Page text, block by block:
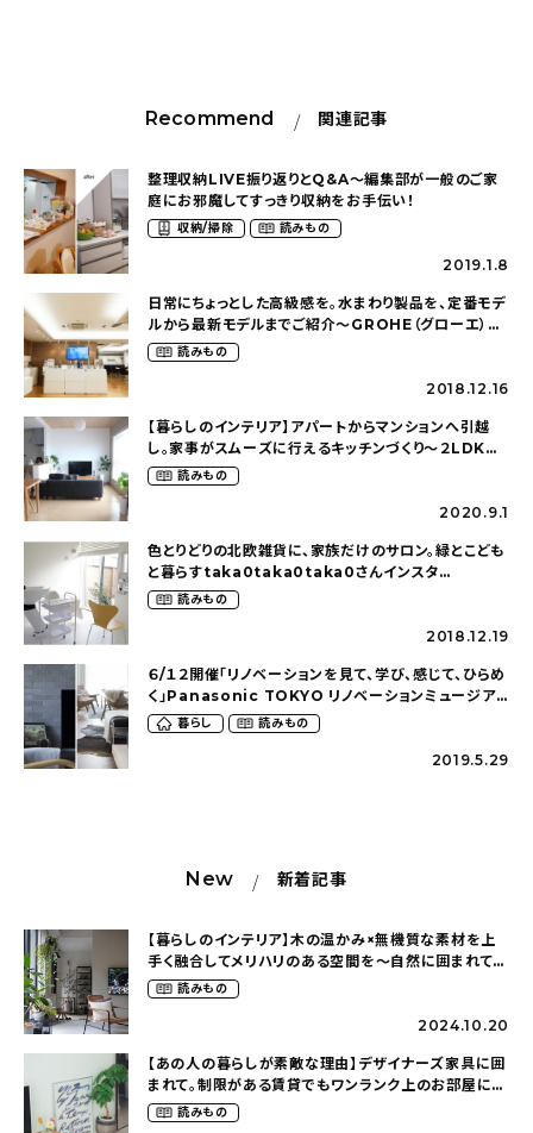
Recommend 関連記事
整理収納LIVE振り返りとQ&A〜編集部が一般のご家
庭にお邪魔してすっきり収納をお手伝い！
収納/掃除 読みもの
2019.1.8
日常にちょっとした高級感を。水まわり製品を、定番モデ
ルから最新モデルまでご紹介〜GROHE（グローエ）南
青山ショールームを取材〜
読みもの
2018.12.16
【暮らしのインテリア】アパートからマンションへ引越
し。家事がスムーズに行えるキッチンづくり〜２LDKの
賃貸暮らし（mari_ppe_さん）
読みもの
2020.9.1
色とりどりの北欧雑貨に、家族だけのサロン。緑とこども
と暮らすtaka0taka0taka0さんインスタ
LIVEQ&A
読みもの
2018.12.19
６/１２開催「リノベーションを見て、学び、感じて、ひらめ
く」Panasonic TOKYO リノベーションミュージア
ムコラボLIVE［SPONSORED］
暮らし 読みもの
2019.5.29
New 新着記事
【暮らしのインテリア】木の温かみ×無機質な素材を上
手く融合してメリハリのある空間を〜自然に囲まれて暮
らす（ki_no_ieさん）
読みもの
2024.10.20
【あの人の暮らしが素敵な理由】デザイナーズ家具に囲
まれて。制限がある賃貸でもワンランク上のお部屋に〜
狭くても好きな暮らしのこと（_____chika708さん）
読みもの